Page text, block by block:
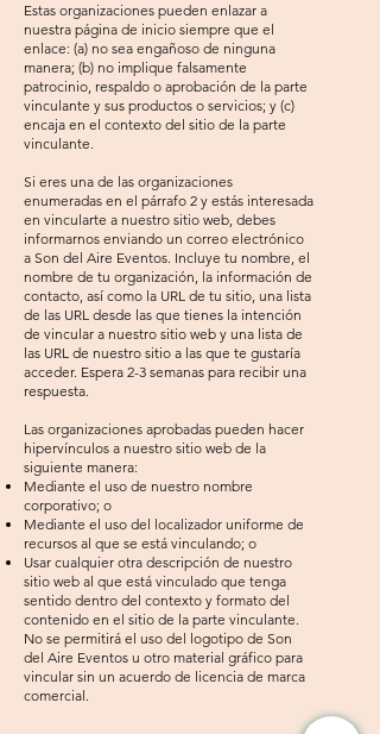
Estas organizaciones pueden enlazar a
nuestra página de inicio siempre que el
enlace: (a) no sea engañoso de ninguna
manera; (b) no implique falsamente
patrocinio, respaldo o aprobación de la parte
vinculante y sus productos o servicios; y (c)
encaja en el contexto del sitio de la parte
vinculante.
Si eres una de las organizaciones
enumeradas en el párrafo 2 y estás interesada
en vincularte a nuestro sitio web, debes
informarnos enviando un correo electrónico
a Son del Aire Eventos. Incluye tu nombre, el
nombre de tu organización, la información de
contacto, así como la URL de tu sitio, una lista
de las URL desde las que tienes la intención
de vincular a nuestro sitio web y una lista de
las URL de nuestro sitio a las que te gustaría
acceder. Espera 2-3 semanas para recibir una
respuesta.
Las organizaciones aprobadas pueden hacer
hipervínculos a nuestro sitio web de la
siguiente manera:
Mediante el uso de nuestro nombre
corporativo; o
Mediante el uso del localizador uniforme de
recursos al que se está vinculando; o
Usar cualquier otra descripción de nuestro
sitio web al que está vinculado que tenga
sentido dentro del contexto y formato del
contenido en el sitio de la parte vinculante.
No se permitirá el uso del logotipo de Son
del Aire Eventos u otro material gráfico para
vincular sin un acuerdo de licencia de marca
comercial.